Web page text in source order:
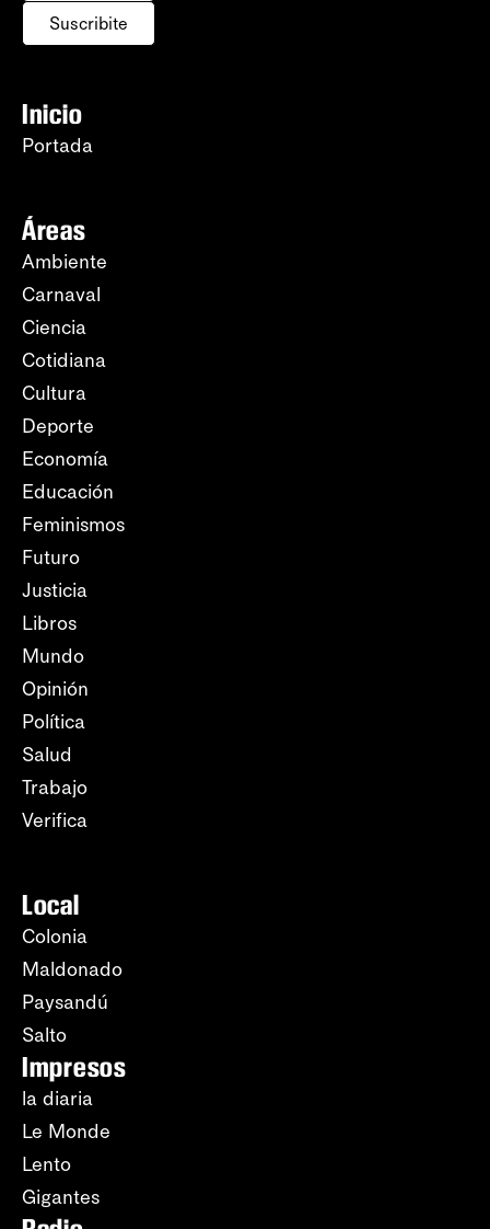
Suscribite
Inicio
Portada
Áreas
Ambiente
Carnaval
Ciencia
Cotidiana
Cultura
Deporte
Economía
Educación
Feminismos
Futuro
Justicia
Libros
Mundo
Opinión
Política
Salud
Trabajo
Verifica
Local
Colonia
Maldonado
Paysandú
Salto
Impresos
la diaria
Le Monde
Lento
Gigantes